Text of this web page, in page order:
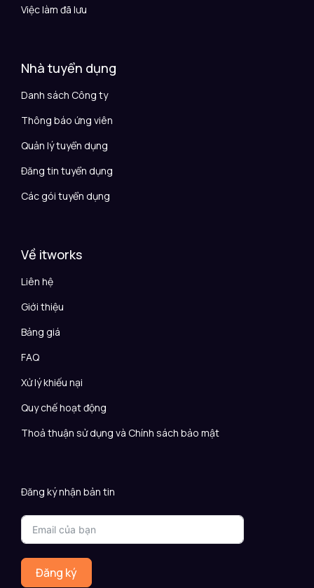
Việc làm đã lưu
Nhà tuyển dụng
Danh sách Công ty
Thông báo ứng viên
Quản lý tuyển dụng
Đăng tin tuyển dụng
Các gói tuyển dụng
Về itworks
Liên hệ
Giới thiệu
Bảng giá
FAQ
Xử lý khiếu nại
Quy chế hoạt động
Thoả thuận sử dụng và Chính sách bảo mật
Đăng ký nhận bản tin
Đăng ký